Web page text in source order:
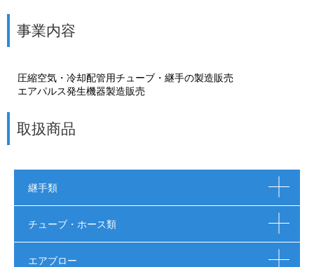
事業内容
圧縮空気・冷却配管用チューブ・継手の製造販売
エアパルス発生機器製造販売
取扱商品
継手類
チューブ・ホース類
エアブロー